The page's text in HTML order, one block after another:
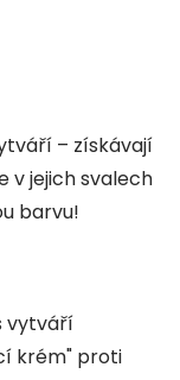
– získávají
v jejich svalech
barvu!
vytváří
krém" proti